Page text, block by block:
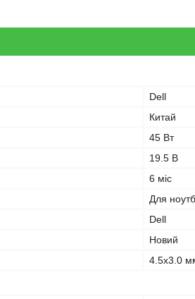
Dell
Китай
45 Вт
19.5 В
6 міс
Для
Dell
Новий
4.5x3.0